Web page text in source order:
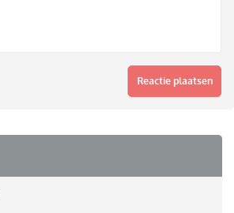
Reactie plaatsen